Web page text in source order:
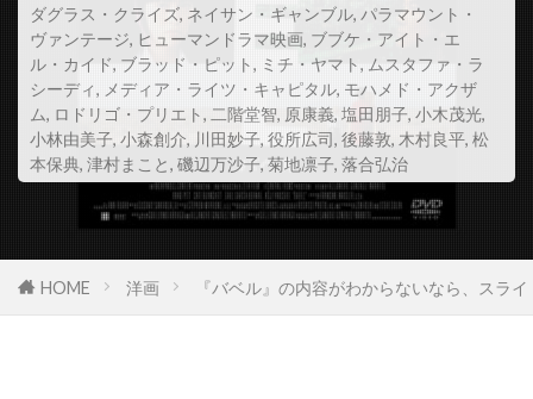
スコット・アレクサンダー
スコット・グレン
スコット・コルク
スコット・シェパード
スコット・シルヴァー
スコット・ジョプリン
スコット・トーマス
スコット・ノイスタッター
スコット・バクラ
スコット・バドニック
スコット・ヒックス
スコット・ムーア
スコット・リーヴス
スコット・ルーディン
スコット・ルーディン・プロダクションズ
ダグラス・クライズ, ネイサン・ギャンブル, パラマウント・
ヴァンテージ, ヒューマンドラマ映画, ブブケ・アイト・エ
ル・カイド, ブラッド・ピット, ミチ・ヤマト, ムスタファ・ラ
シーディ, メディア・ライツ・キャピタル, モハメド・アクザ
ム, ロドリゴ・プリエト, 二階堂智, 原康義, 塩田朋子, 小木茂光,
小林由美子, 小森創介, 川田妙子, 役所広司, 後藤敦, 木村良平, 松
本保典, 津村まこと, 磯辺万沙子, 菊地凛子, 落合弘治
HOME 洋画 『バベル』の内容がわからないなら、スラ